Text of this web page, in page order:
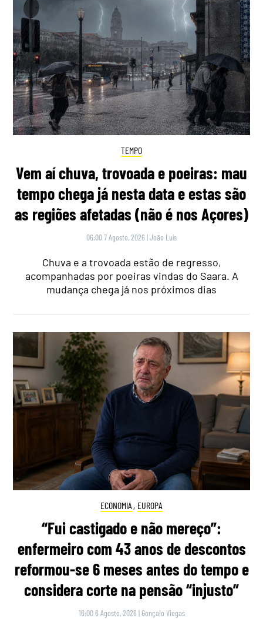
TEMPO
Vem aí chuva, trovoada e poeiras: mau
tempo chega já nesta data e estas são
as regiões afetadas (não é nos Açores)
06:00 7 Agosto, 2026 |João Luís
Chuva e a trovoada estão de regresso,
acompanhadas por poeiras vindas do Saara. A
mudança chega já nos próximos dias
ECONOMIA , EUROPA
“Fui castigado e não mereço”:
enfermeiro com 43 anos de descontos
reformou-se 6 meses antes do tempo e
considera corte na pensão “injusto”
16:00 6 Agosto, 2026 | Gonçalo Viegas